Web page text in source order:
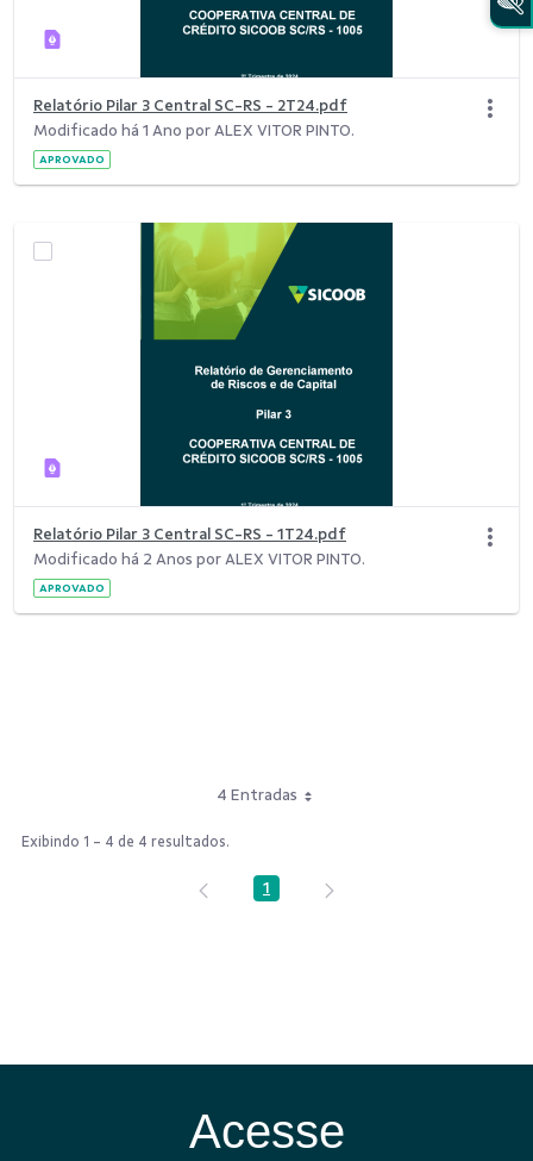
Relatório Pilar 3 Central SC-RS - 2T24.pdf
Modificado há 1 Ano por ALEX VITOR PINTO.
APROVADO
Relatório Pilar 3 Central SC-RS - 1T24.pdf
Modificado há 2 Anos por ALEX VITOR PINTO.
APROVADO
4 Entradas
Exibindo 1 - 4 de 4 resultados.
Página
1
Acesse